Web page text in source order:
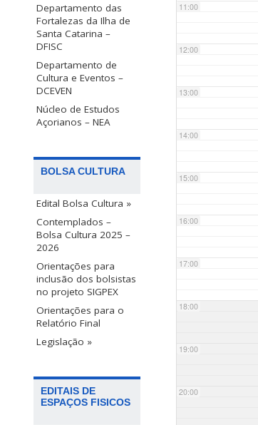
Departamento das
Fortalezas da Ilha de
Santa Catarina –
DFISC
Departamento de
Cultura e Eventos –
DCEVEN
Núcleo de Estudos
Açorianos – NEA
BOLSA CULTURA
Edital Bolsa Cultura »
Contemplados –
Bolsa Cultura 2025 –
2026
Orientações para
inclusão dos bolsistas
no projeto SIGPEX
Orientações para o
Relatório Final
Legislação »
EDITAIS DE
ESPAÇOS FISICOS
11:00
12:00
13:00
14:00
15:00
16:00
17:00
18:00
19:00
20:00